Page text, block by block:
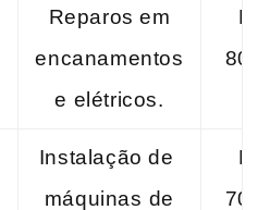
Reparos em
encanamentos
e​ elétricos.
R$
Instalação de ​
máquinas ⁢de
R$